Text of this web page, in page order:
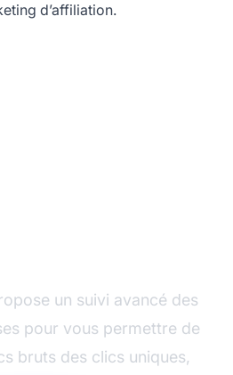
d’affiliation.
un suivi avancé des
pour vous permettre de
bruts des clics uniques,